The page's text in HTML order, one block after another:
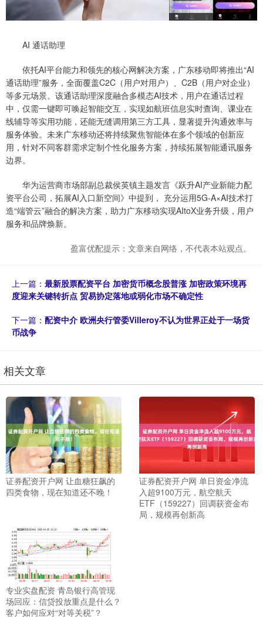
AI 通话助理
依托AI平台能力和领先的核心网解决方案，广东移动即将推出“AI
通话助理”服务，全面覆盖C2C（用户对用户）、C2B（用户对企业）
等多元场景。该通话助理深度融合多模态AI技术，用户在通话过程
中，仅需一键即可唤起智能交互，实现如航班信息实时查询、课业在
线辅导等实用功能，还能无缝调用第三方工具，显著提升沟通效率与
服务体验。未来广东移动还将持续聚焦智能体在多个领域的创新应
用，针对不同客群需求定制个性化服务方案，持续拓展智能通讯服务
边界。
华为运营商市场部副总裁侯英镇主题发言《跃升AI产业新能力配
资平台公司，拓展AI入口新空间》中提到， 充分运用5G-A×AI技术打
造“端管云”融合的解决方案，助力广东移动实现AItoX业务升级，用户
服务和品牌焕新。
盈富优配提示：文章来自网络，不代表本站观点。
上一篇： 最新股票配资平台 加密货币概念股普涨 加密政策环境再
度迎来关键转折点 贸易协定落地或弱化市场不确定性
下一篇： 配资中介 欧洲央行管委Villeroy不认为世界正处于一场货
币战争
相关文章
证券配资开户网 让血糖狂飙的
四类食物，现在知道还不晚！
证券配资开户网 单日资金净流
入超9100万元，航空航天
ETF（159227）回调获资金布
局，规模再创新高
专业实盘配资 青岛银行高管现
场回应：信贷投放重点是什么？
客户如何应对“对等关税”？